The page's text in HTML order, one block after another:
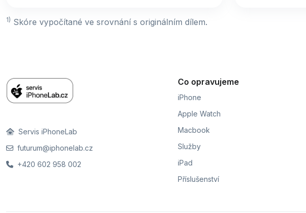
1) Skóre vypočítané ve srovnání s originálním dílem.
Servis iPhoneLab
futurum@iphonelab.cz
+420 602 958 002
Co opravujeme
iPhone
Apple Watch
Macbook
Služby
iPad
Příslušenství